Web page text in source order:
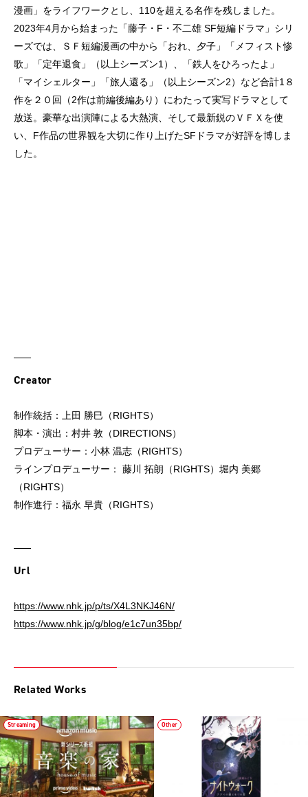
漫画」をライフワークとし、110を超える名作を残しました。
2023年4月から始まった「藤子・F・不二雄 SF短編ドラマ」シリ
ーズでは、ＳＦ短編漫画の中から「おれ、夕子」「メフィスト惨
歌」「定年退食」（以上シーズン1）、「鉄人をひろったよ」
「マイシェルター」「旅人還る」（以上シーズン2）など合計1８
作を２０回（2作は前編後編あり）にわたって実写ドラマとして
放送。豪華な出演陣による大熱演、そして最新鋭のＶＦＸを使
い、F作品の世界観を大切に作り上げたSFドラマが好評を博しま
した。
Creator
制作統括：上田 勝巳（RIGHTS）
脚本・演出：村井 敦（DIRECTIONS）
プロデューサー：小林 温志（RIGHTS）
ラインプロデューサー： 藤川 拓朗（RIGHTS）堀内 美郷
（RIGHTS）
制作進行：福永 早貴（RIGHTS）
Url
https://www.nhk.jp/p/ts/X4L3NKJ46N/
https://www.nhk.jp/g/blog/e1c7un35bp/
Related Works
Streaming Other